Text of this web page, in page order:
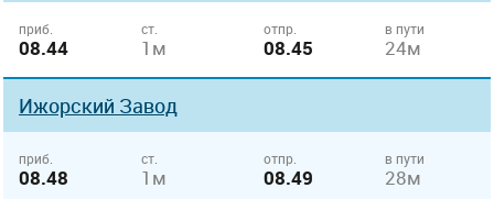
приб.
08.44
ст.
1м
отпр.
08.45
в пути
24м
Ижорский Завод
приб.
08.48
ст.
1м
отпр.
08.49
в пути
28м